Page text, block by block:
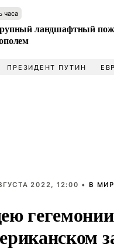
часа
ландшафтный
ПРЕЗИДЕНТ ПУТИН
2022, 12:00 • В